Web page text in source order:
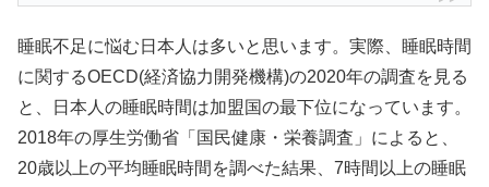
睡眠不足に悩む日本人は多いと思います。実際、睡眠時間
に関するOECD(経済協力開発機構)の2020年の調査を見る
と、日本人の睡眠時間は加盟国の最下位になっています。
2018年の厚生労働省「国民健康・栄養調査」によると、
20歳以上の平均睡眠時間を調べた結果、7時間以上の睡眠